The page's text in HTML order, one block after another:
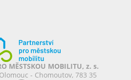
MĚSTSKOU MOBILITU, z. s.
- Chomoutov, 783 35